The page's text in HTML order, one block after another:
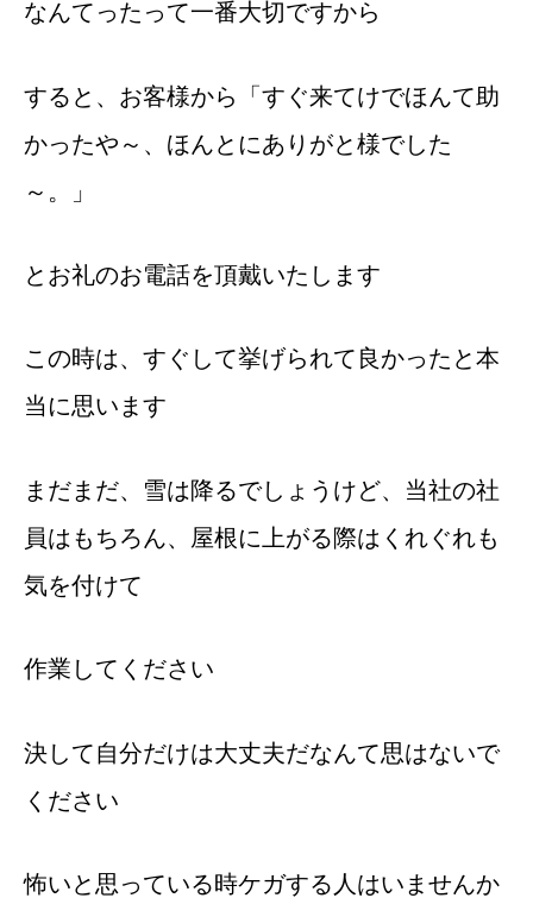
なんてったって一番大切ですから
すると、お客様から「すぐ来てけでほんて助
かったや～、ほんとにありがと様でした
～。」
とお礼のお電話を頂戴いたします
この時は、すぐして挙げられて良かったと本
当に思います
まだまだ、雪は降るでしょうけど、当社の社
員はもちろん、屋根に上がる際はくれぐれも
気を付けて
作業してください
決して自分だけは大丈夫だなんて思はないで
ください
怖いと思っている時ケガする人はいませんか